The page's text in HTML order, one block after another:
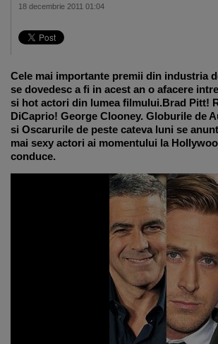
18 decembrie 2011 01:04
Cele mai importante premii din industria
se dovedesc a fi in acest an o afacere
si hot actori din lumea filmului.Brad Pitt!
DiCaprio! George Clooney. Globurile de
si Oscarurile de peste cateva luni se
mai sexy actori ai momentului la
conduce.